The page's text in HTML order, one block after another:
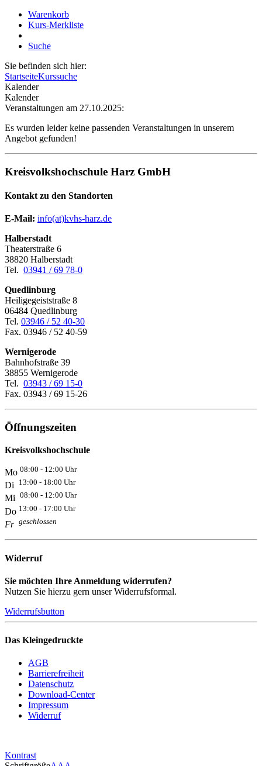
Warenkorb
Kurs-Merkliste
Suche
Sie befinden sich hier:
StartseiteKurssuche
Kalender
Kalender
Veranstaltungen am 27.10.2025:
Es wurden leider keine passenden Veranstaltungen in unserem
Angebot gefunden!
Kreisvolkshochschule Harz GmbH
Kontakt zu den Standorten
E-Mail: info(at)kvhs-harz.de
Halberstadt
Theaterstraße 6
38820 Halberstadt
Tel. 03941 / 69 78-0
Quedlinburg
Heiligegeiststraße 8
06484 Quedlinburg
Tel. 03946 / 52 40-30
Fax. 03946 / 52 40-59
Wernigerode
Bahnhofstraße 39
38855 Wernigerode
Tel. 03943 / 69 15-0
Fax. 03943 / 69 15-26
Öffnungszeiten
Kreisvolkshochschule
Mo 08:00 - 12:00 Uhr
Di 13:00 - 18:00 Uhr
Mi 08:00 - 12:00 Uhr
Do 13:00 - 17:00 Uhr
Fr geschlossen
Widerruf
Sie möchten Ihre Anmeldung widerrufen?
Nutzen Sie hierzu gern unser Widerrufsformal.
Widerrufsbutton
Das Kleingedruckte
AGB
Barrierefreiheit
Datenschutz
Download-Center
Impressum
Widerruf
Kontrast